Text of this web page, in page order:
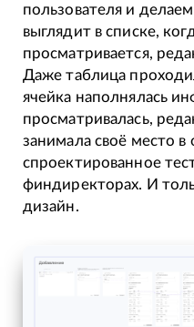
пользователя и
выглядит в списке,
просматривается,
Даже таблица
ячейка наполнялась
просматривалась,
занимала своё место
спроектированное
финдиректорах. И
дизайн.